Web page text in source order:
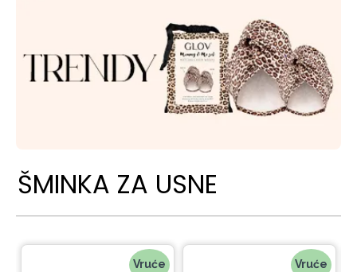
ŠMINKA ZA USNE
Vruće Vruće